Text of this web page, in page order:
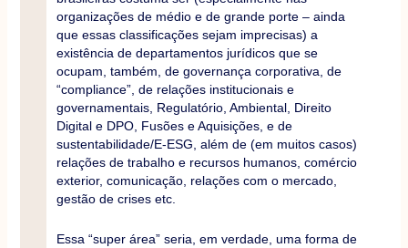
organizações de médio e de grande porte – ainda
que essas classificações sejam imprecisas) a
existência de departamentos jurídicos que se
ocupam, também, de governança corporativa, de
“compliance”, de relações institucionais e
governamentais, Regulatório, Ambiental, Direito
Digital e DPO, Fusões e Aquisições, e de
sustentabilidade/E-ESG, além de (em muitos casos)
relações de trabalho e recursos humanos, comércio
exterior, comunicação, relações com o mercado,
gestão de crises etc.
Essa “super área” seria, em verdade, uma forma de